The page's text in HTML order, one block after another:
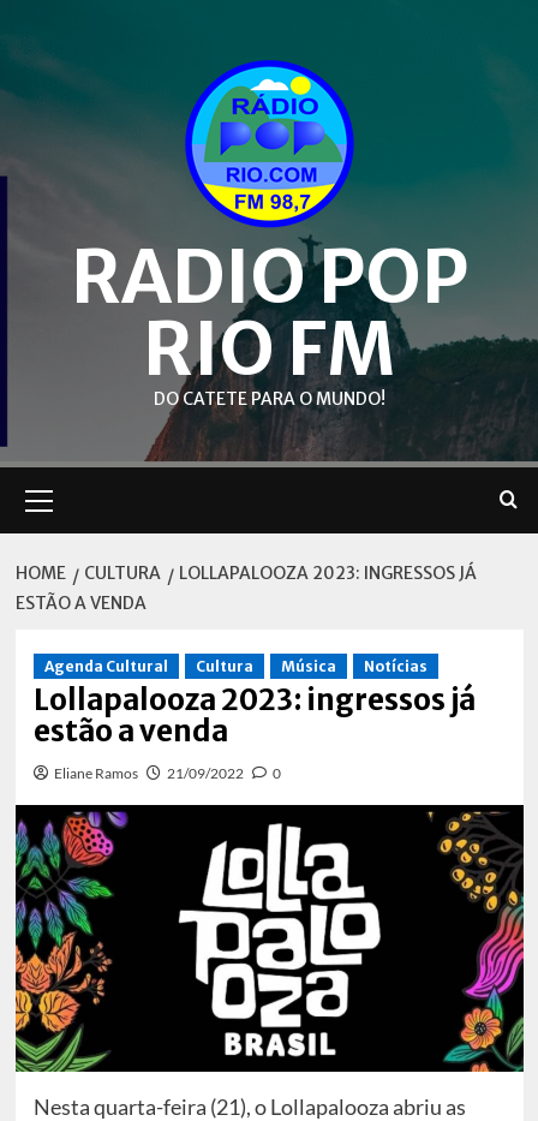
content
RADIO POP
RIO FM
DO CATETE PARA O MUNDO!
Menu
HOME CULTURA
LOLLAPALOOZA 2023: INGRESSOS JÁ
ESTÃO A VENDA
Agenda Cultural Cultura Música Notícias
Lollapalooza 2023: ingressos já
estão a venda
Eliane Ramos 21/09/2022 0
Nesta quarta-feira (21), o Lollapalooza abriu as